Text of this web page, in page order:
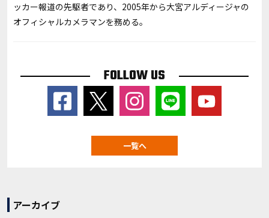
ッカー報道の先駆者であり、2005年から大宮アルディージャの
オフィシャルカメラマンを務める。
FOLLOW US
一覧へ
アーカイブ